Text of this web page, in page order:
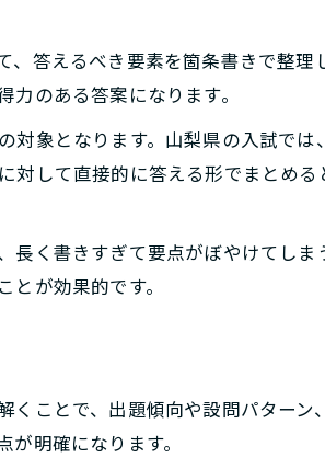
答えるべき要素を箇条書きで整理
のある答案になります。
対象となります。山梨県の入試では
対して直接的に答える形でまとめる
長く書きすぎて要点がぼやけてしま
が効果的です。
ことで、出題傾向や設問パターン
明確になります。